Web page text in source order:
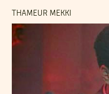
THAMEUR MEKKI